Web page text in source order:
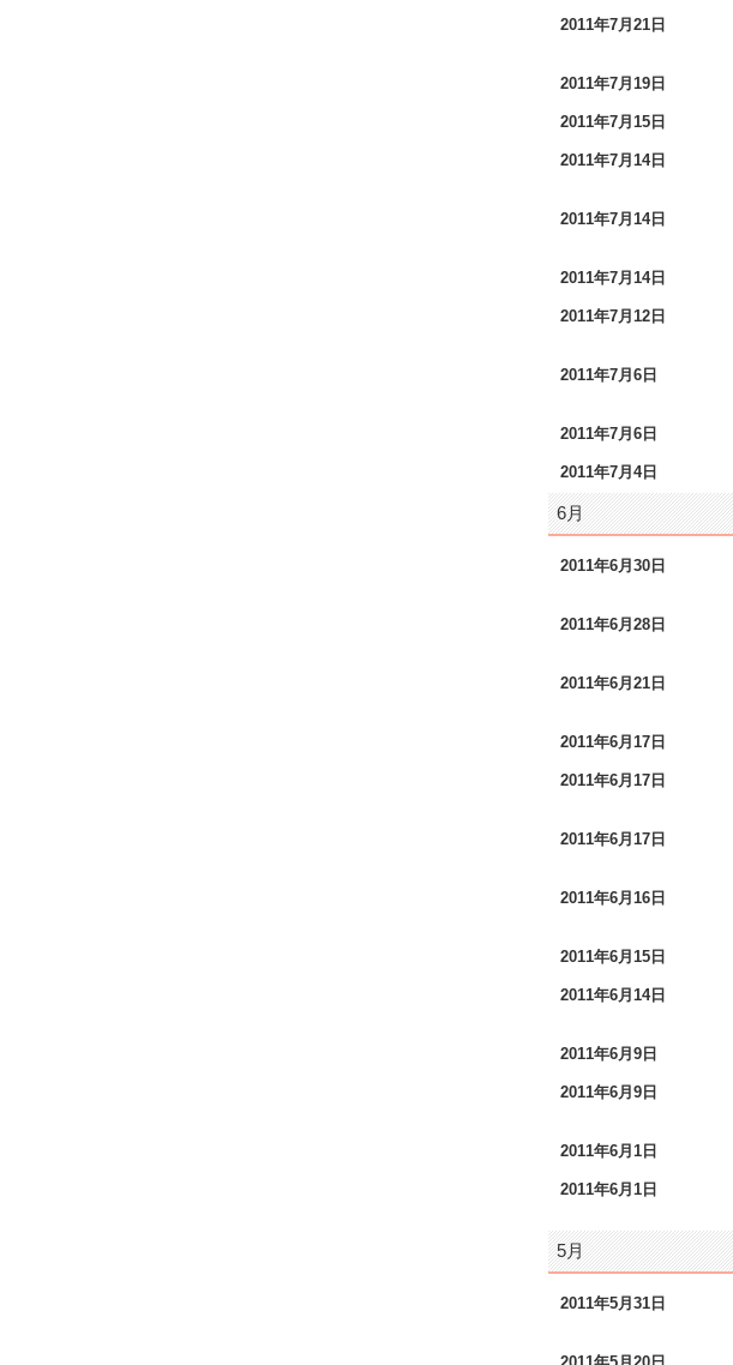
2011年7月21日
2011年7月19日
2011年7月15日
2011年7月14日
2011年7月14日
2011年7月14日
2011年7月12日
2011年7月6日
2011年7月6日
2011年7月4日
6月
2011年6月30日
2011年6月28日
2011年6月21日
2011年6月17日
2011年6月17日
2011年6月17日
2011年6月16日
2011年6月15日
2011年6月14日
2011年6月9日
2011年6月9日
2011年6月1日
2011年6月1日
5月
2011年5月31日